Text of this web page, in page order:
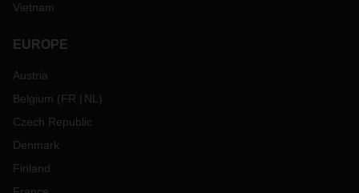
Vietnam
EUROPE
Austria
Belgium (FR NL )
Czech Republic
Denmark
Finland